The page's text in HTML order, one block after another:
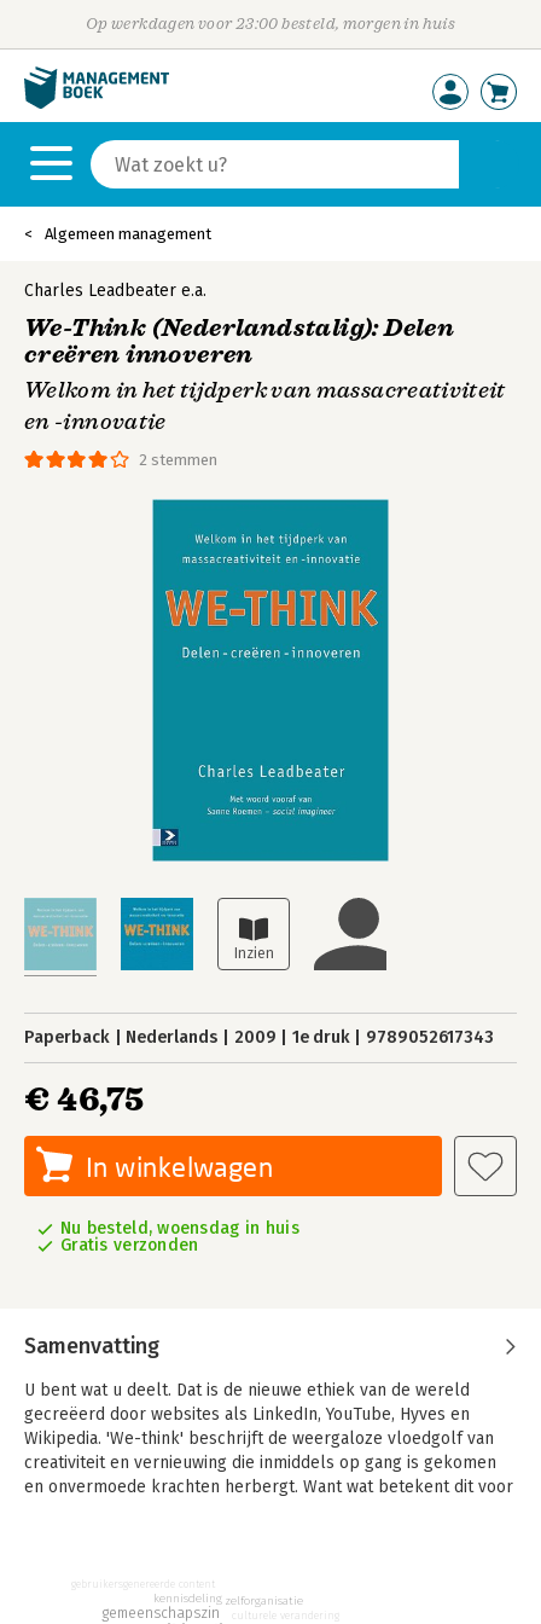
Op werkdagen voor 23:00 besteld, morgen in huis
Algemeen management
2 stemmen
Charles Leadbeater e.a.
We-Think (Nederlandstalig): Delen
creëren innoveren
Welkom in het tijdperk van massacreativiteit
en -innovatie
Paperback Nederlands 2009 1e druk 9789052617343
€ 46,75
In winkelwagen
Nu besteld, woensdag in huis
Gratis verzonden
Samenvatting
U bent wat u deelt. Dat is de nieuwe ethiek van de wereld
gecreëerd door websites als LinkedIn, YouTube, Hyves en
Wikipedia. 'We-think' beschrijft de weergaloze vloedgolf van
creativiteit en vernieuwing die inmiddels op gang is gekomen
en onvermoede krachten herbergt. Want wat betekent dit voor
tijd gehad. In het 'We-think-tijdperk' consumeren klanten niet
gemeenschapszin
kennisdeling zelforganisatie
culturele verandering
gebruikersgenereerde content